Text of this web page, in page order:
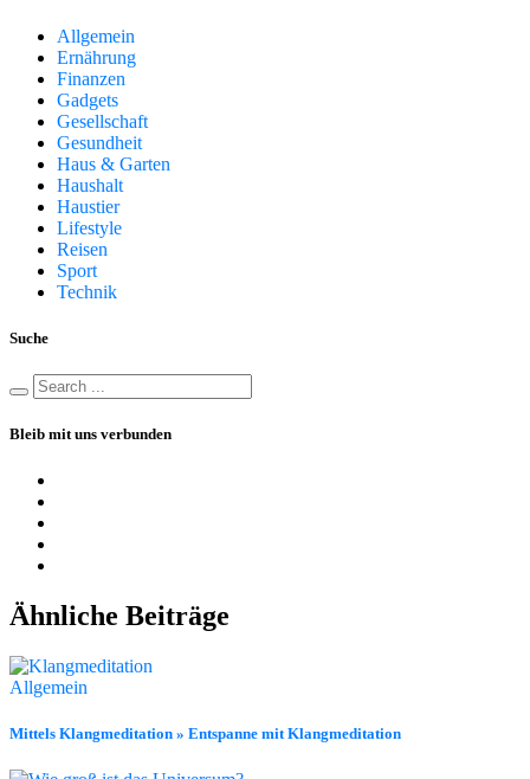
Allgemein
Ernährung
Finanzen
Gadgets
Gesellschaft
Gesundheit
Haus & Garten
Haushalt
Haustier
Lifestyle
Reisen
Sport
Technik
Suche
Bleib mit uns verbunden
Ähnliche Beiträge
Allgemein
Mittels Klangmeditation » Entspanne mit Klangmeditation